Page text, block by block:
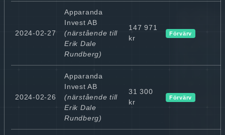
2024-02-27
Apparanda
Invest AB
(närstående till
Erik Dale
Rundberg)
147 971
kr
Förvärv
2024-02-26
Apparanda
Invest AB
(närstående till
Erik Dale
Rundberg)
31 300
kr
Förvärv